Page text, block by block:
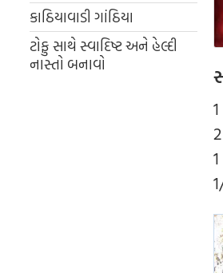
કાઠિયાવાડી ગાંઠિયા
ટોફુ સાથે સ્વાદિષ્ટ અને હેલ્દી
નાસ્તો બનાવો